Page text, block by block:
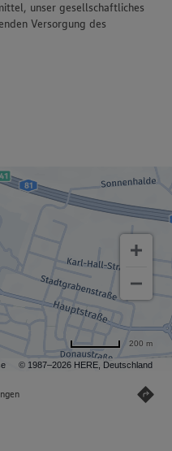
unser gesellschaftliches
Versorgung des
© 1987–2026 HERE, Deutschland
200 m